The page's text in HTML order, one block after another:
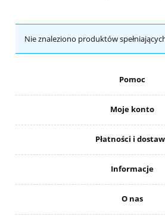
Nie znaleziono produktów
Pomoc
Moje konto
Płatności i
Informacje
O nas